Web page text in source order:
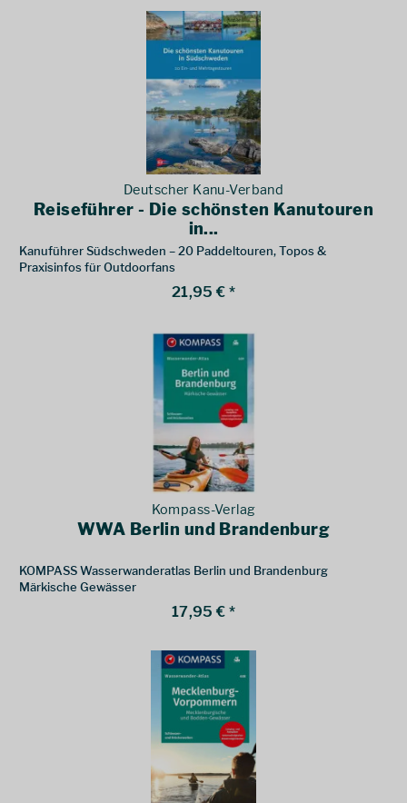
Deutscher Kanu-Verband
Reiseführer - Die schönsten Kanutouren
in...
Kanuführer Südschweden – 20 Paddeltouren, Topos &
Praxisinfos für Outdoorfans
21,95 € *
Kompass-Verlag
WWA Berlin und Brandenburg
KOMPASS Wasserwanderatlas Berlin und Brandenburg
Märkische Gewässer
17,95 € *